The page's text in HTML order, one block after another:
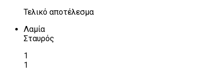
Τελικό αποτέλεσμα
Λαμία
Σταυρός
1
1